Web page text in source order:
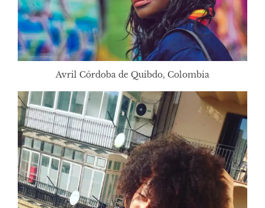
Avril Córdoba de Quibdo, Colombia